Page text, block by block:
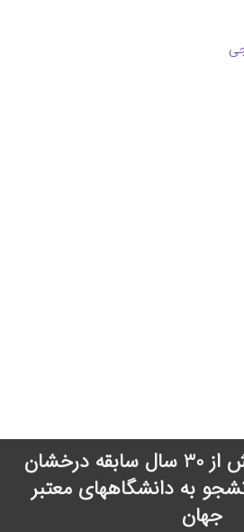
CIS Group با بیش از 30 سال سابقه درخشان
به دانشگاههای معتبر
جهان